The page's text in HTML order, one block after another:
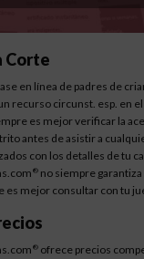
Corte
en línea de padres de
recurso circunst. esp. en
es mejor verificar la
antes de asistir a
con los detalles de tu
® no siempre
es mejor consultar con tu
® ofrece precios